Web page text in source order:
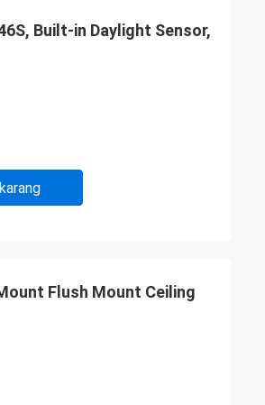
Built-in Daylight Sensor,
Flush Mount Ceiling